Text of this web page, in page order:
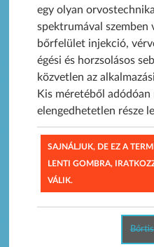
egy olyan
spektrumával szemben
bőrfelület injekció,
égési és horzsolásos
közvetlen az
Kis méretéből
elengedhetetlen része
SAJNÁLJUK, DE EZ A
LENTI GOMBRA,
VÁLIK.